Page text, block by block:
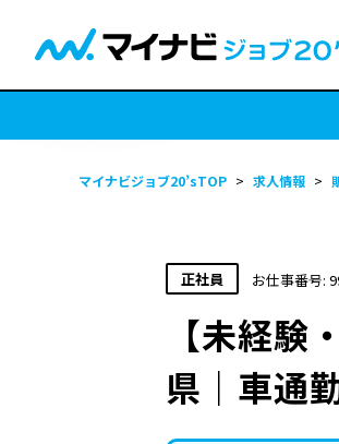
マイナビジョブ20’sTOP > 求人情報 >
正社員 お仕事番号:
【未経
県｜車通